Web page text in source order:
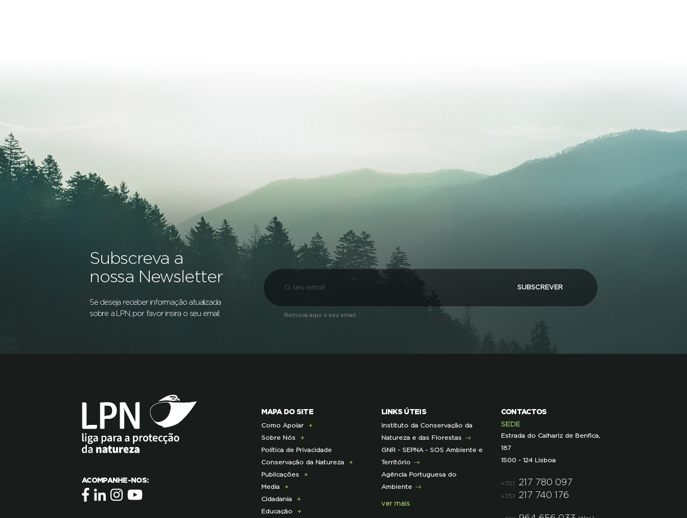
Subscreva a
nossa Newsletter
Se deseja receber informação atualizada
sobre a LPN, por favor insira o seu email:
SUBSCREVER
Remova aqui o seu email
ACOMPANHE-NOS:
MAPA DO SITE
Como Apoiar
Doe Hoje
Consignação do IRS
Torne-se Associado
Pagamento Quotas
Parcerias Exclusivas aos
Associados
Parcerias de Apoio à LPN
Sobre Nós
Apresentação
História
Institucional
Membros da Direção
Nacional
Corpo Técnico
Política de Privacidade
Conservação da Natureza
Programa Lince
Programa Castro Verde
Sustentável
Programa Florestas
Publicações
E-News
Centro de Documentação
Media
Comunicado de imprensa
Clipping
Cidadania
Campanhas
Educação
LINKS ÚTEIS
Instituto da Conservação da
Natureza e das Florestas
GNR - SEPNA - SOS Ambiente e
Território
Agência Portuguesa do
Ambiente
ver mais
CONTACTOS
SEDE
Estrada do Calhariz de Benfica,
187
1500 - 124 Lisboa
+351 217 780 097
+351 217 740 176